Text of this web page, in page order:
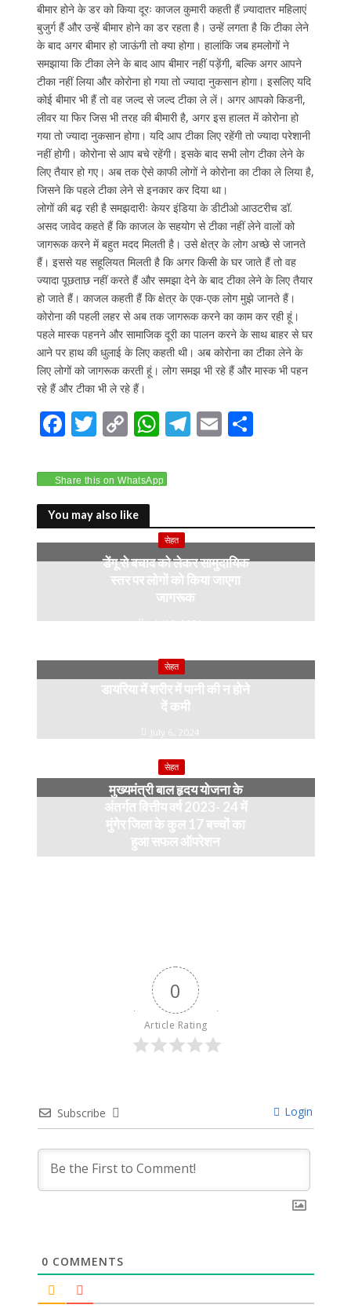
बीमार होने के डर को किया दूरः काजल कुमारी कहती हैं ज़्यादातर महिलाएं
बुजुर्ग हैं और उन्हें बीमार होने का डर रहता है। उन्हें लगता है कि टीका लेने
के बाद अगर बीमार हो जाऊंगी तो क्या होगा। हालांकि जब हमलोगों ने
समझाया कि टीका लेने के बाद आप बीमार नहीं पड़ेंगी, बल्कि अगर आपने
टीका नहीं लिया और कोरोना हो गया तो ज्यादा नुकसान होगा। इसलिए यदि
कोई बीमार भी हैं तो वह जल्द से जल्द टीका ले लें। अगर आपको किडनी,
लीवर या फिर जिस भी तरह की बीमारी है, अगर इस हालत में कोरोना हो
गया तो ज्यादा नुकसान होगा। यदि आप टीका लिए रहेंगी तो ज्यादा परेशानी
नहीं होगी। कोरोना से आप बचे रहेंगी। इसके बाद सभी लोग टीका लेने के
लिए तैयार हो गए। अब तक ऐसे काफी लोगों ने कोरोना का टीका ले लिया है,
जिसने कि पहले टीका लेने से इनकार कर दिया था।
लोगों की बढ़ रही है समझदारीः केयर इंडिया के डीटीओ आउटरीच डॉ.
असद जावेद कहते हैं कि काजल के सहयोग से टीका नहीं लेने वालों को
जागरूक करने में बहुत मदद मिलती है। उसे क्षेत्र के लोग अच्छे से जानते
हैं। इससे यह सहूलियत मिलती है कि अगर किसी के घर जाते हैं तो वह
ज्यादा पूछताछ नहीं करते हैं और समझा देने के बाद टीका लेने के लिए तैयार
हो जाते हैं। काजल कहती हैं कि क्षेत्र के एक-एक लोग मुझे जानते हैं।
कोरोना की पहली लहर से अब तक जागरूक करने का काम कर रही हूं।
पहले मास्क पहनने और सामाजिक दूरी का पालन करने के साथ बाहर से घर
आने पर हाथ की धुलाई के लिए कहती थी। अब कोरोना का टीका लेने के
लिए लोगों को जागरूक करती हूं। लोग समझ भी रहे हैं और मास्क भी पहन
रहे हैं और टीका भी ले रहे हैं।
F
e
b
o
o
T
itt
er
C
p
y
Li
n
k
W
at
A
p
p
T
a
m
E S
Share this on WhatsApp
You may also like
सेहत
डेंगू से बचाव को लेकर सामुदायिक
स्तर पर लोगों को किया जाएगा
जागरूक
July 10, 2024
सेहत
डायरिया में शरीर में पानी की न होने
दें कमी
July 6, 2024
सेहत
मुख्यमंत्री बाल हृदय योजना के
अंतर्गत वित्तीय वर्ष 2023- 24 में
मुंगेर जिला के कुल 17 बच्चों का
हुआ सफल ऑपरेशन
0
Article Rating
Subscribe Login
0 COMMENTS